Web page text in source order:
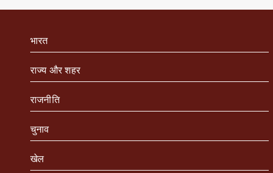
भारत
राज्य और शहर
राजनीति
चुनाव
खेल